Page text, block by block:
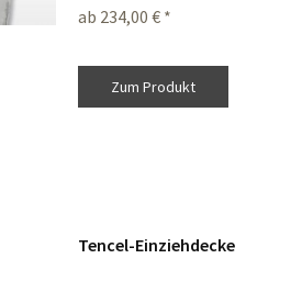
Pflege: Waschbar bis 40 Grad. Nicht
ab 234,00 € *
Zum Produkt
Tencel-Einziehdecke